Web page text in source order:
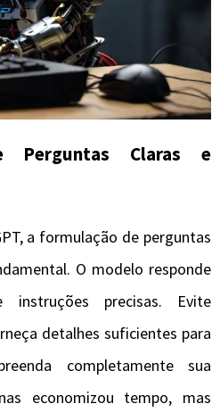
Perguntas Claras e
a formulação de perguntas
O modelo responde
instruções precisas. Evite
detalhes suficientes para
completamente sua
economizou tempo, mas